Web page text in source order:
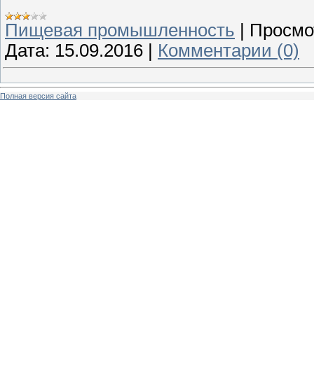
Пищевая промышленность
Дата: 15.09.2016 Комментарии (0)
Полная версия сайта